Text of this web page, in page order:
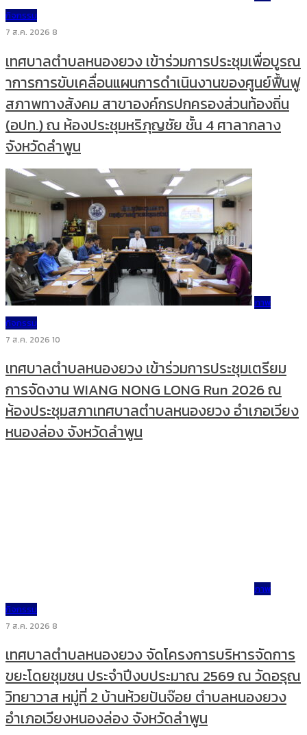
กิจกรรม
7 ส.ค. 2026 8
เทศบาลตำบลหนองยวง เข้าร่วมการประชุมเพื่อบูรณ
าการการขับเคลื่อนแผนการดำเนินงานของศูนย์ฟื้นฟู
สภาพทางสังคม สาขาองค์กรปกครองส่วนท้องถิ่น
(อปท.) ณ ห้องประชุมหริภุญชัย ชั้น 4 ศาลากลาง
จังหวัดลำพูน
ภาพ
กิจกรรม
7 ส.ค. 2026 10
เทศบาลตำบลหนองยวง เข้าร่วมการประชุมเตรียม
การจัดงาน WIANG NONG LONG Run 2026 ณ
ห้องประชุมสภาเทศบาลตำบลหนองยวง อำเภอเวียง
หนองล่อง จังหวัดลำพูน
ภาพ
กิจกรรม
7 ส.ค. 2026 8
เทศบาลตำบลหนองยวง จัดโครงการบริหารจัดการ
ขยะโดยชุมชน ประจำปีงบประมาณ 2569 ณ วัดอรุณ
วิทยาวาส หมู่ที่ 2 บ้านห้วยปันจ๊อย ตำบลหนองยวง
อำเภอเวียงหนองล่อง จังหวัดลำพูน